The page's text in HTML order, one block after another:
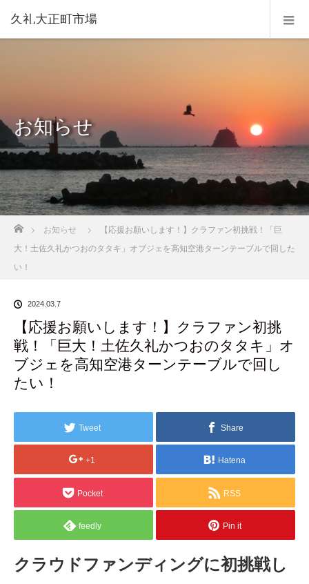
久礼大正町市場
お知らせ
ホーム
お知らせ
【応援お願いします！】クラファン初挑戦！「巨
大！土佐久礼かつおのタタキ」オブジェを高知空港ターンテーブルで回した
い！
2024.03.7
【応援お願いします！】クラファン初挑
戦！「巨大！土佐久礼かつおのタタキ」オ
ブジェを高知空港ターンテーブルで回し
たい！
Tweet Share
+1 Hatena
Pocket RSS
feedly Pin it
クラウドファンディングに初挑戦し